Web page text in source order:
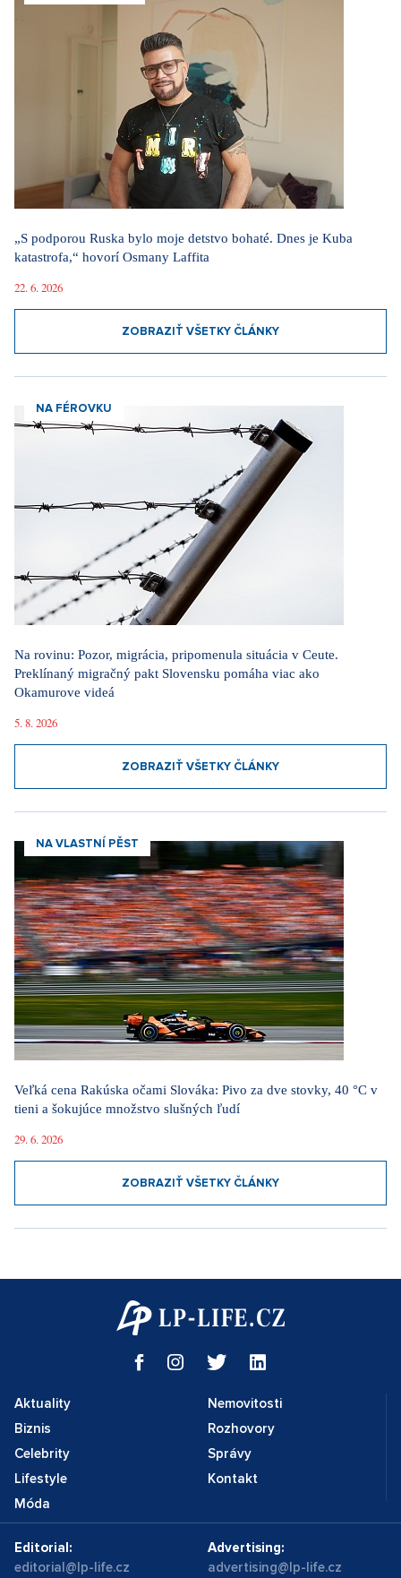
„S podporou Ruska bylo moje detstvo bohaté. Dnes je Kuba
katastrofa,“ hovorí Osmany Laffita
22. 6. 2026
ZOBRAZIŤ VŠETKY ČLÁNKY
NA FÉROVKU
Na rovinu: Pozor, migrácia, pripomenula situácia v Ceute.
Preklínaný migračný pakt Slovensku pomáha viac ako
Okamurove videá
5. 8. 2026
ZOBRAZIŤ VŠETKY ČLÁNKY
NA VLASTNÍ PĚST
Veľká cena Rakúska očami Slováka: Pivo za dve stovky, 40 °C v
tieni a šokujúce množstvo slušných ľudí
29. 6. 2026
ZOBRAZIŤ VŠETKY ČLÁNKY
Aktuality
Biznis
Celebrity
Lifestyle
Móda
Nemovitosti
Rozhovory
Správy
Kontakt
Editorial:
editorial@lp-life.cz
Advertising:
advertising@lp-life.cz